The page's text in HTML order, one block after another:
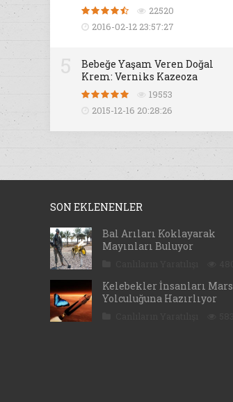
22520
2016-02-12 23:57:27
Bebeğe Yaşam Veren Doğal
Krem: Verniks Kazeoza
19553
2015-12-16 20:28:26
SON EKLENENLER
Bal Arıları Koklayarak
Mayınları Buluyor
Kelebekler İnsanları Mars
Yolculuğuna Hazırlıyor